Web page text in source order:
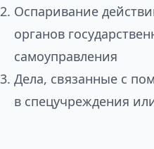
Оспаривание
органов
самоуправления
Дела, связанные с
в спецучреждения